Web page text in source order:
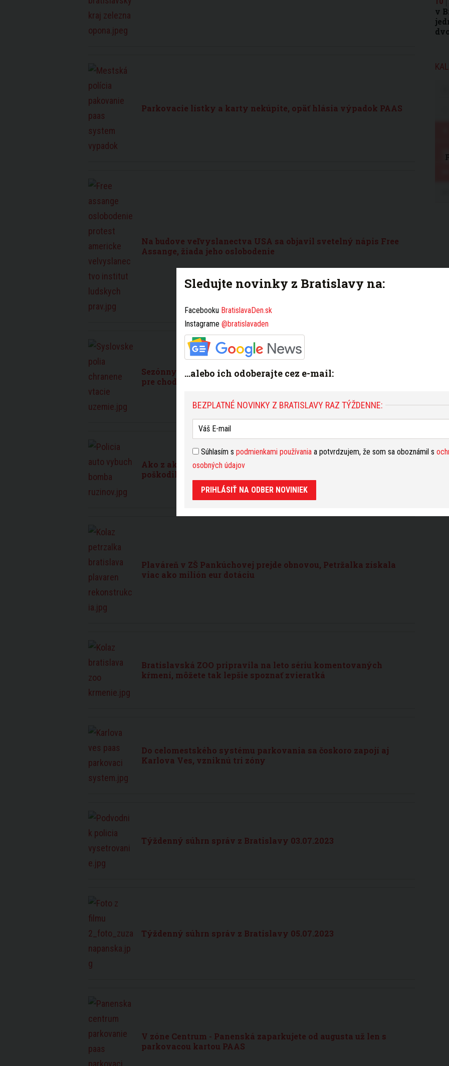
Parkovacie lístky a karty nekúpite, opäť hlásia výpadok PAAS
Na budove veľvyslanectva USA sa objavil svetelný nápis Free
Assange, žiada jeho oslobodenie
Sezónny náučný chodník na Sysľovských poliach je už otvorený
pre chodcov aj cyklistov
Ako z akčného filmu: Muž nastražil pod auto bombu, výbuch
poškodil aj priľahlú budovu
Plaváreň v ZŠ Pankúchovej prejde obnovou, Petržalka získala
viac ako milión eur dotáciu
Bratislavská ZOO pripravila na leto sériu komentovaných
kŕmení, môžete tak lepšie spoznať zvieratká
Do celomestského systému parkovania sa čoskoro zapojí aj
Karlova Ves, vzniknú tri zóny
Týždenný súhrn správ z Bratislavy 03.07.2023
Týždenný súhrn správ z Bratislavy 05.07.2023
V zóne Centrum - Panenská zaparkujete od augusta už len s
parkovacou kartou PAAS
v
Sledujte novinky z Bratislavy na:
Facebooku BratislavaDen.sk
Instagrame @bratislavaden
...alebo ich odoberajte cez e-mail:
BEZPLATNÉ NOVINKY Z BRATISLAVY RAZ TÝŽDENNE:
Súhlasím s podmienkami používania a potvrdzujem, že som sa oboznámil s
osobných údajov
PRIHLÁSIŤ NA ODBER NOVINIEK